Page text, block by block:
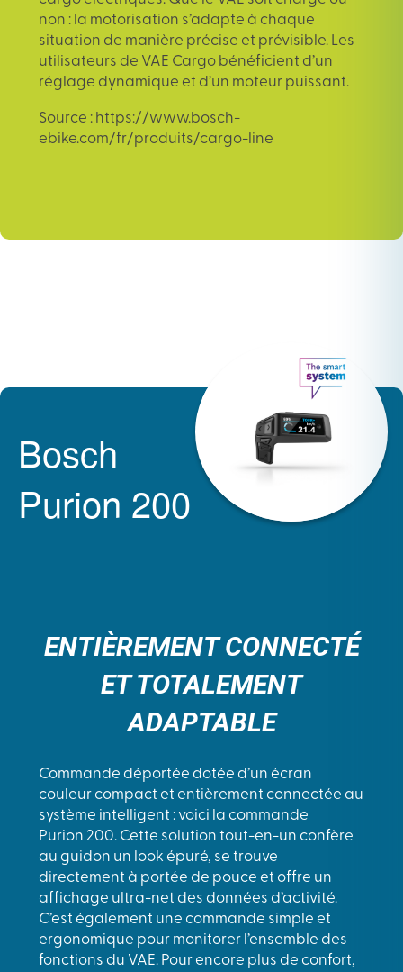
non : la motorisation s’adapte à chaque
situation de manière précise et prévisible. Les
utilisateurs de VAE Cargo bénéficient d’un
réglage dynamique et d’un moteur puissant.
Source : https://www.bosch-
ebike.com/fr/produits/cargo-line
Bosch
Purion 200
ENTIÈREMENT CONNECTÉ
ET TOTALEMENT
ADAPTABLE
Commande déportée dotée d’un écran
couleur compact et entièrement connectée au
système intelligent : voici la commande
Purion 200. Cette solution tout-en-un confère
au guidon un look épuré, se trouve
directement à portée de pouce et offre un
affichage ultra-net des données d’activité.
C’est également une commande simple et
ergonomique pour monitorer l’ensemble des
fonctions du VAE. Pour encore plus de confort,